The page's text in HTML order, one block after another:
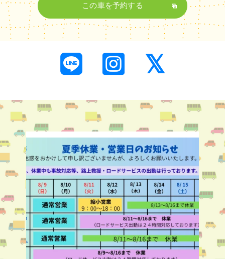
この車を予約する